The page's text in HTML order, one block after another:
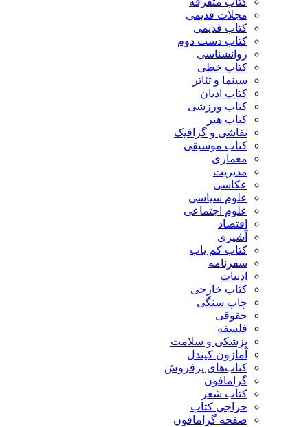
مجلات قدیمی
کتاب قدیمی
کتاب دست دوم
روانشناسی
کتاب خطی
سینما و تئاتر
کتاب ادیان
کتاب ورزشی
کتاب هنر
نقاشی و گرافیک
کتاب موسیقی
معماری
مدیریت
عکاسی
علوم سیاسی
علوم اجتماعی
اقتصاد
آشپزی
کتاب کم یاب
سفرنامه
ادبیات
کتاب خارجی
چاپ سنگی
حقوقی
فلسفه
پزشکی و سلامت
آمازون کیندل
کتاب‌های پرفروش
گرامافون
کتاب شعر
حراجی کتاب
صفحه گرامافون